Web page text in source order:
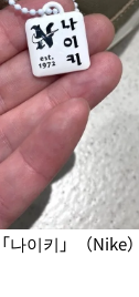
나이키」（Nike